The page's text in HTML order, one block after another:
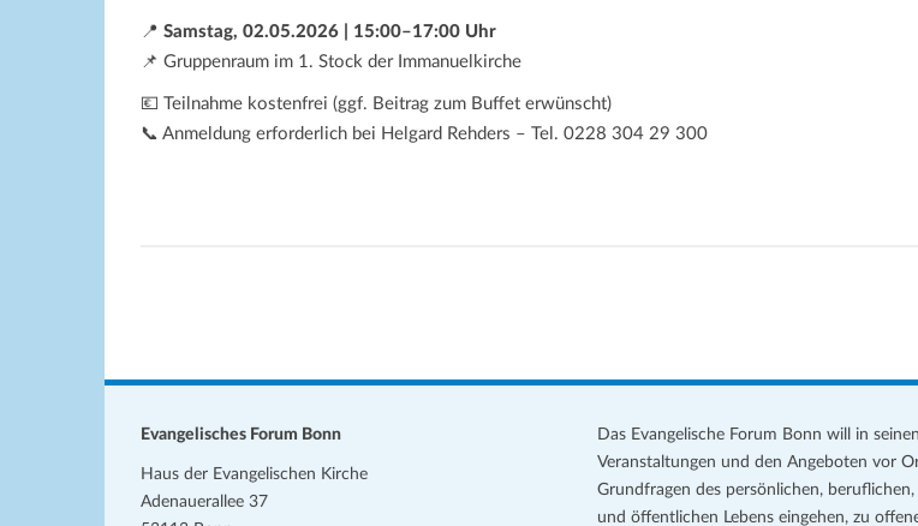
📍 Samstag, 02.05.2026 | 15:00–17:00 Uhr
📌 Gruppenraum im 1. Stock der Immanuelkirche
💶 Teilnahme kostenfrei (ggf. Beitrag zum Buffet erwünscht)
📞 Anmeldung erforderlich bei Helgard Rehders – Tel. 0228 304 29 300
Evangelisches Forum Bonn
Haus der Evangelischen Kirche
Adenauerallee 37
Das Evangelische Forum Bonn will in
Veranstaltungen und den Angeboten vor
Grundfragen des persönlichen,
und öffentlichen Lebens eingehen, zu